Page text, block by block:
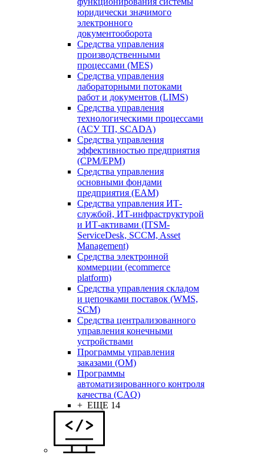
юридически значимого
электронного
документооборота
Средства управления
производственными
процессами (MES)
Средства управления
лабораторными потоками
работ и документов (LIMS)
Средства управления
технологическими процессами
(АСУ ТП, SCADA)
Средства управления
эффективностью предприятия
(CPM/EPM)
Средства управления
основными фондами
предприятия (EAM)
Средства управления ИТ-
службой, ИТ-инфраструктурой
и ИТ-активами (ITSM-
ServiceDesk, SCCM, Asset
Management)
Средства электронной
коммерции (ecommerce
platform)
Средства управления складом
и цепочками поставок (WMS,
SCM)
Средства централизованного
управления конечными
устройствами
Программы управления
заказами (OM)
Программы
автоматизированного контроля
качества (CAQ)
+ ЕЩЕ 14